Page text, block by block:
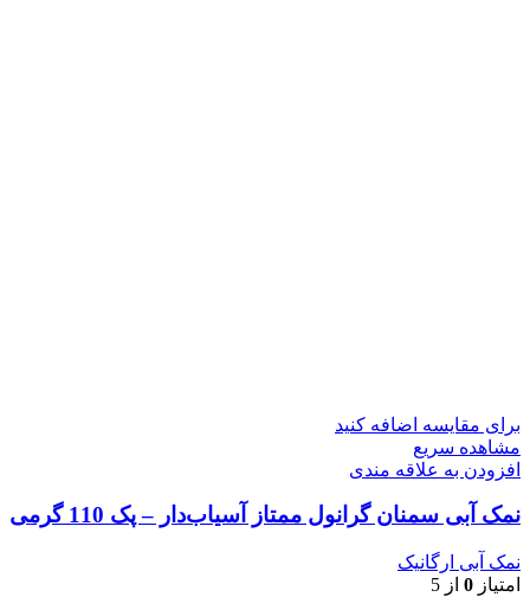
برای مقایسه اضافه کنید
مشاهده سریع
افزودن به علاقه مندی
نمک آبی سمنان گرانول ممتاز آسیاب‌دار – پک 110 گرمی
نمک آبی ارگانیک
امتیاز 0 از 5